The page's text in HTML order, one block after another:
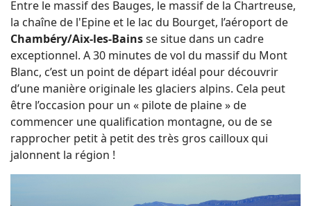
Entre le massif des Bauges, le massif de la Chartreuse,
la chaîne de l'Epine et le lac du Bourget, l’aéroport de
Chambéry/Aix-les-Bainsse situe dans un cadre
exceptionnel. A 30 minutes de vol du massif du Mont
Blanc, c’est un point de départ idéal pour découvrir
d’une manière originale les glaciers alpins. Cela peut
être l’occasion pour un « pilote de plaine » de
commencer une qualification montagne, ou de se
rapprocher petit à petit des très gros cailloux qui
jalonnent la région !